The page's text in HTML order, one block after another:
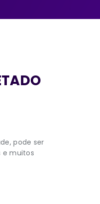
pode ser
e muitos